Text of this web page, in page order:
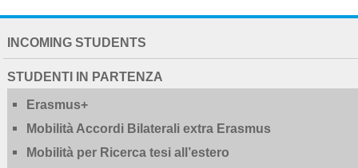
EXTENDED
INCOMING STUDENTS
STUDENTI IN PARTENZA
Erasmus+
Mobilità Accordi Bilaterali extra Erasmus
Mobilità per Ricerca tesi all’estero